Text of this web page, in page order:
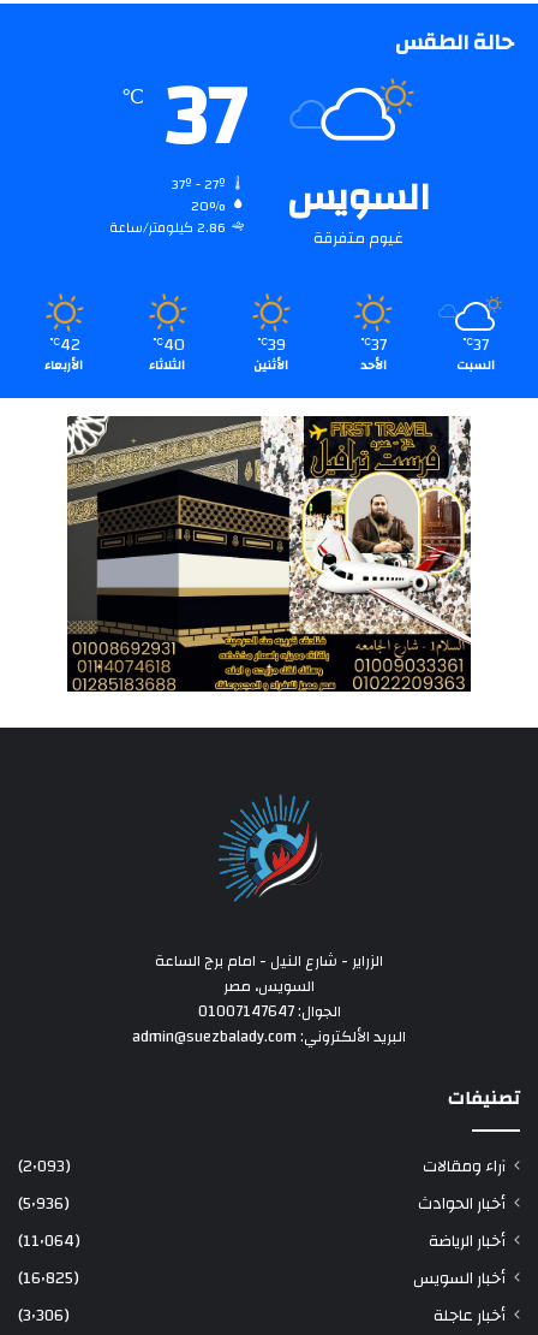
حالة الطقس
السويس
غيوم متفرقة
37
℃
20%
2.86 كيلومتر/ساعة
37
℃
السبت
37
℃
الأحد
39
℃
الأثنين
40
℃
الثلاثاء
42
℃
الأربعاء
الزراير - شارع النيل - امام برج الساعة
السويس، مصر
الجوال: 01007147647
البريد الألكتروني: admin@suezbalady.com
تصنيفات
آراء ومقالات
(2٬093)
أخبار الحوادث
(5٬936)
أخبار الرياضة
(11٬064)
أخبار السويس
(16٬825)
أخبار عاجلة
(3٬306)